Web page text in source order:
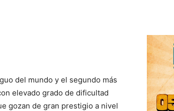
del mundo y el segundo más
elevado grado de dificultad
gozan de gran prestigio a nivel